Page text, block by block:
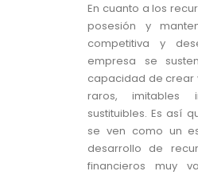
En cuanto a los
posesión y
competitiva y
empresa se
capacidad de crear
raros, imitables
sustituibles. Es así
se ven como un
desarrollo de
financieros muy